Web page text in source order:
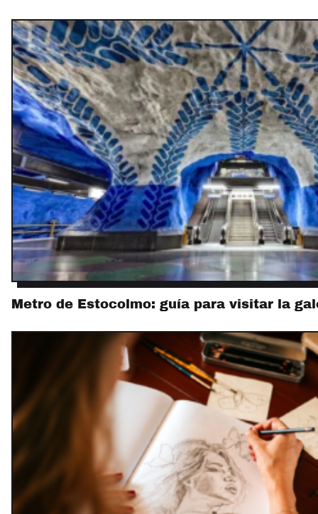
Metro de Estocolmo: guía para visitar la